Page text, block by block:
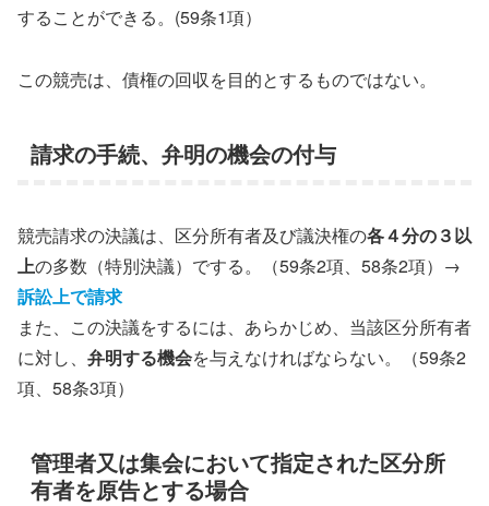
することができる。(59条1項）
この競売は、債権の回収を目的とするものではない。
請求の手続、弁明の機会の付与
競売請求の決議は、区分所有者及び議決権の各４分の３以
上の多数（特別決議）でする。（59条2項、58条2項）→
訴訟上で請求
また、この決議をするには、あらかじめ、当該区分所有者
に対し、 弁明する機会を与えなければならない。（59条2
項、58条3項）
管理者又は集会において指定された区分所
有者を原告とする場合